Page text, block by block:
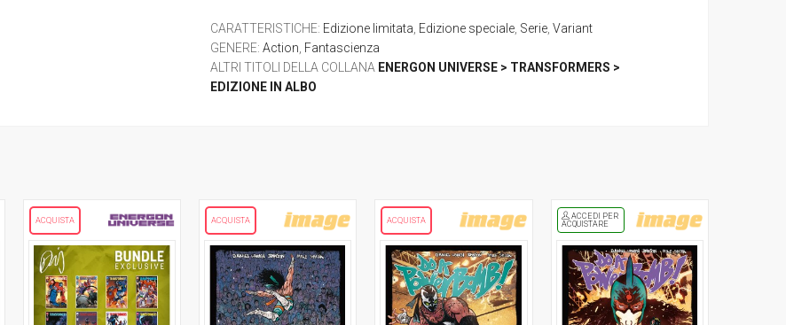
CARATTERISTICHE: Edizione limitata Edizione speciale Serie ,Variant
GENERE:Action Fantascienza
ALTRI TITOLI DELLA COLLANA ENERGON UNIVERSE > TRANSFORMERS >
EDIZIONE IN ALBO
ACQUISTA ACQUISTA ACQUISTA
ACCEDI PER
ACQUISTARE